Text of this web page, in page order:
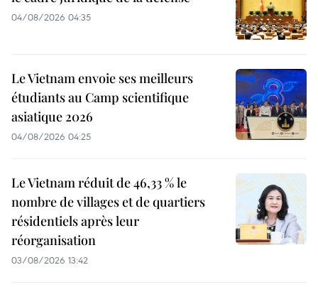
04/08/2026 04:35
Le Vietnam envoie ses meilleurs
étudiants au Camp scientifique
asiatique 2026
04/08/2026 04:25
Le Vietnam réduit de 46,33 % le
nombre de villages et de quartiers
résidentiels après leur
réorganisation
03/08/2026 13:42